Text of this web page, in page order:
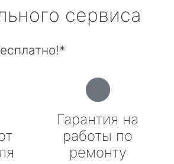
сервиса
Гарантия на
работы по
ремонту